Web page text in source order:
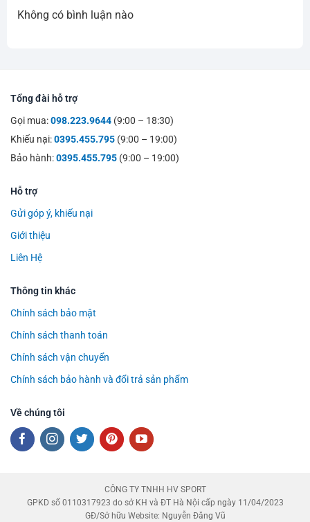
Không có bình luận nào
Tổng đài hỗ trợ
Gọi mua:098.223.9644 (9:00 – 18:30)
Khiếu nại:0395.455.795 (9:00 – 19:00)
Bảo hành:0395.455.795 (9:00 – 19:00)
Hỗ trợ
Gửi góp ý, khiếu nại
Giới thiệu
Liên Hệ
Thông tin khác
Chính sách bảo mật
Chính sách thanh toán
Chính sách vận chuyển
Chính sách bảo hành và đổi trả sản phẩm
Về chúng tôi
CÔNG TY TNHH HV SPORT
GPKD số 0110317923 do sở KH và ĐT Hà Nội cấp ngày 11/04/2023
GĐ/Sở hữu Website: Nguyễn Đăng Vũ